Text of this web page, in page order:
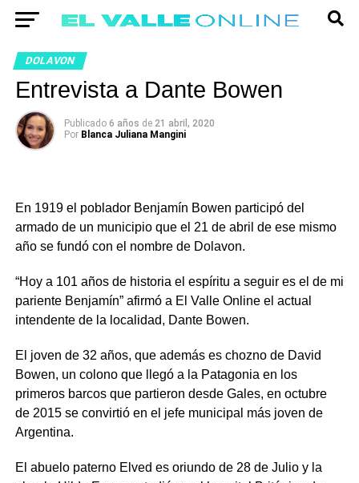
DOLAVON
Entrevista a Dante Bowen
Publicado 6 años de 21 abril, 2020
Por Blanca Juliana Mangini
En 1919 el poblador Benjamín Bowen participó del
armado de un municipio que el 21 de abril de ese mismo
año se fundó con el nombre de Dolavon.
“Hoy a 101 años de historia el espíritu a seguir es el de mi
pariente Benjamín” afirmó a El Valle Online el actual
intendente de la localidad, Dante Bowen.
El joven de 32 años, que además es chozno de David
Bowen, un colono que llegó a la Patagonia en los
primeros barcos que partieron desde Gales, en octubre
de 2015 se convirtió en el jefe municipal más joven de
Argentina.
El abuelo paterno Elved es oriundo de 28 de Julio y la